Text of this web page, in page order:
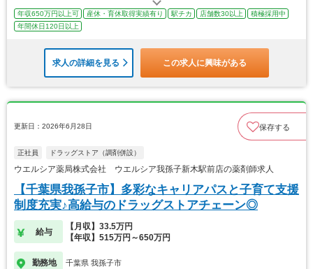
年収650万円以上可 産休・育休取得実績有り 駅チカ 店舗数30以上
積極採用中
年間休日120日以上
求人の詳細を見る この求人に興味がある
更新日：2026年6月28日 保存する
正社員 ドラッグストア（調剤併設）
ウエルシア薬局株式会社 ウエルシア我孫子新木駅前店の薬剤師求人
【千葉県我孫子市】多彩なキャリアパスと子育て支援
制度充実♪高給与のドラッグストアチェーン◎
給与
【月収】33.5万円
【年収】515万円～650万円
勤務地 千葉県 我孫子市